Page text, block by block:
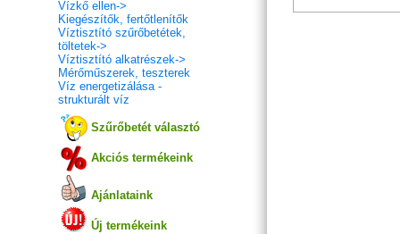
Vízkő ellen->
Kiegészítők, fertőtlenítők
Víztisztító szűrőbetétek,
töltetek->
Víztisztító alkatrészek->
Mérőműszerek, teszterek
Víz energetizálása -
strukturált víz
Szűrőbetét választó
Akciós termékeink
Ajánlataink
Új termékeink